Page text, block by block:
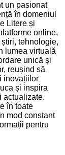
un pasionat
în domeniul
Litere și
online,
tehnologie,
lumea virtuală
unică și
reușind să
inovațiilor
și inspira
actualizate.
în toate
mod constant
pentru